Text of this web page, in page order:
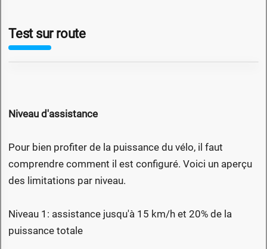
Test sur route
Niveau d'assistance
Pour bien profiter de la puissance du vélo, il faut
comprendre comment il est configuré. Voici un aperçu
des limitations par niveau.
Niveau 1: assistance jusqu'à 15 km/h et 20% de la
puissance totale